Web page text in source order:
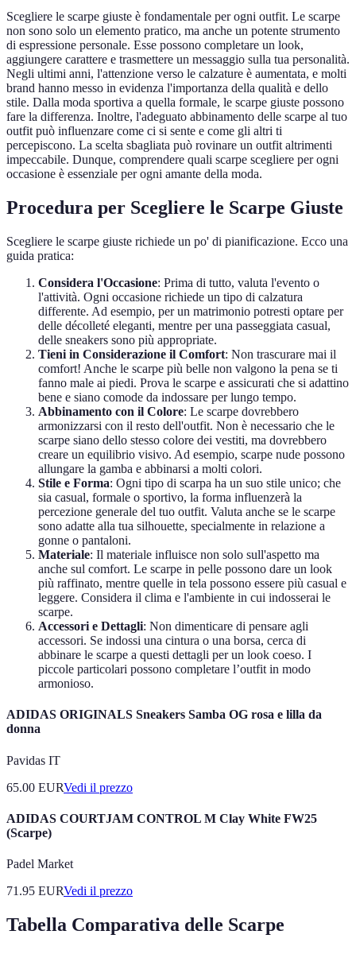
Scegliere le scarpe giuste è fondamentale per ogni outfit. Le scarpe
non sono solo un elemento pratico, ma anche un potente strumento
di espressione personale. Esse possono completare un look,
aggiungere carattere e trasmettere un messaggio sulla tua personalità.
Negli ultimi anni, l'attenzione verso le calzature è aumentata, e molti
brand hanno messo in evidenza l'importanza della qualità e dello
stile. Dalla moda sportiva a quella formale, le scarpe giuste possono
fare la differenza. Inoltre, l'adeguato abbinamento delle scarpe al tuo
outfit può influenzare come ci si sente e come gli altri ti
percepiscono. La scelta sbagliata può rovinare un outfit altrimenti
impeccabile. Dunque, comprendere quali scarpe scegliere per ogni
occasione è essenziale per ogni amante della moda.
Procedura per Scegliere le Scarpe Giuste
Scegliere le scarpe giuste richiede un po' di pianificazione. Ecco una
guida pratica:
Considera l'Occasione: Prima di tutto, valuta l'evento o
l'attività. Ogni occasione richiede un tipo di calzatura
differente. Ad esempio, per un matrimonio potresti optare per
delle décolleté eleganti, mentre per una passeggiata casual,
delle sneakers sono più appropriate.
Tieni in Considerazione il Comfort: Non trascurare mai il
comfort! Anche le scarpe più belle non valgono la pena se ti
fanno male ai piedi. Prova le scarpe e assicurati che si adattino
bene e siano comode da indossare per lungo tempo.
Abbinamento con il Colore: Le scarpe dovrebbero
armonizzarsi con il resto dell'outfit. Non è necessario che le
scarpe siano dello stesso colore dei vestiti, ma dovrebbero
creare un equilibrio visivo. Ad esempio, scarpe nude possono
allungare la gamba e abbinarsi a molti colori.
Stile e Forma: Ogni tipo di scarpa ha un suo stile unico; che
sia casual, formale o sportivo, la forma influenzerà la
percezione generale del tuo outfit. Valuta anche se le scarpe
sono adatte alla tua silhouette, specialmente in relazione a
gonne o pantaloni.
Materiale: Il materiale influisce non solo sull'aspetto ma
anche sul comfort. Le scarpe in pelle possono dare un look
più raffinato, mentre quelle in tela possono essere più casual e
leggere. Considera il clima e l'ambiente in cui indosserai le
scarpe.
Accessori e Dettagli: Non dimenticare di pensare agli
accessori. Se indossi una cintura o una borsa, cerca di
abbinare le scarpe a questi dettagli per un look coeso. I
piccole particolari possono completare l’outfit in modo
armonioso.
ADIDAS ORIGINALS Sneakers Samba OG rosa e lilla da
donna
Pavidas IT
65.00 EURVedi il prezzo
ADIDAS COURTJAM CONTROL M Clay White FW25
(Scarpe)
Padel Market
71.95 EURVedi il prezzo
Tabella Comparativa delle Scarpe